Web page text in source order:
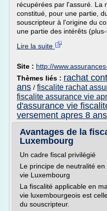
récupérées par l'assuré. La
constitué, pour une partie,
souscripteur à l'origine du
une partie des intérêts
Lire la suite
Site : http://
Thèmes liés : rachat
ans / fiscalite rachat
fiscalite assurance vie
d'assurance vie
versement apres 8 ans
Avantages de la
Luxembourg
Un cadre fiscal privilégié
Le principe de neutralité
vie Luxembourg
La fiscalité applicable en
vie luxembourgeois est
du souscripteur.